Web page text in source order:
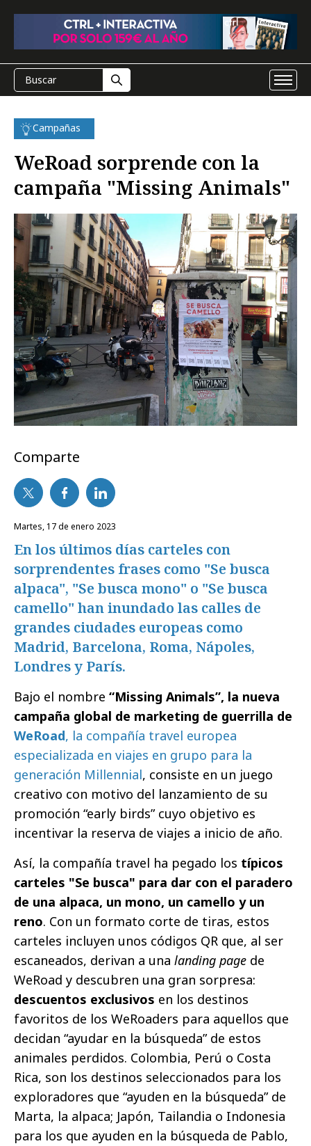
Campañas
WeRoad sorprende con la
campaña "Missing Animals"
Comparte
martes, 17 de enero 2023
En los últimos días carteles con
sorprendentes frases como "Se busca
alpaca", "Se busca mono" o "Se busca
camello" han inundado las calles de
grandes ciudades europeas como
Madrid, Barcelona, Roma, Nápoles,
Londres y París.
Bajo el nombre “Missing Animals”, la nueva
campaña global de marketing de guerrilla de
WeRoad, la compañía travel europea
especializada en viajes en grupo para la
generación Millennial, consiste en un juego
creativo con motivo del lanzamiento de su
promoción “early birds” cuyo objetivo es
incentivar la reserva de viajes a inicio de año.
Así, la compañía travel ha pegado los típicos
carteles "Se busca" para dar con el paradero
de una alpaca, un mono, un camello y un
reno. Con un formato corte de tiras, estos
carteles incluyen unos códigos QR que, al ser
escaneados, derivan a una landing page de
WeRoad y descubren una gran sorpresa:
descuentos exclusivos en los destinos
favoritos de los WeRoaders para aquellos que
decidan “ayudar en la búsqueda” de estos
animales perdidos. Colombia, Perú o Costa
Rica, son los destinos seleccionados para los
exploradores que “ayuden en la búsqueda” de
Marta, la alpaca; Japón, Tailandia o Indonesia
para los que ayuden en la búsqueda de Pablo,